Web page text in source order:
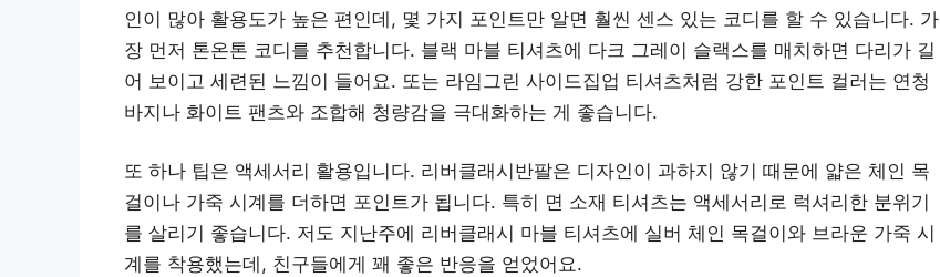
인이 많아 활용도가 높은 편인데, 몇 가지 포인트만 알면 훨씬 센스 있는 코디를 할 수 있습니다. 가
장 먼저 톤온톤 코디를 추천합니다. 블랙 마블 티셔츠에 다크 그레이 슬랙스를 매치하면 다리가 길
어 보이고 세련된 느낌이 들어요. 또는 라임그린 사이드집업 티셔츠처럼 강한 포인트 컬러는 연청
바지나 화이트 팬츠와 조합해 청량감을 극대화하는 게 좋습니다.
또 하나 팁은 액세서리 활용입니다. 리버클래시반팔은 디자인이 과하지 않기 때문에 얇은 체인 목
걸이나 가죽 시계를 더하면 포인트가 됩니다. 특히 면 소재 티셔츠는 액세서리로 럭셔리한 분위기
를 살리기 좋습니다. 저도 지난주에 리버클래시 마블 티셔츠에 실버 체인 목걸이와 브라운 가죽 시
계를 착용했는데, 친구들에게 꽤 좋은 반응을 얻었어요.